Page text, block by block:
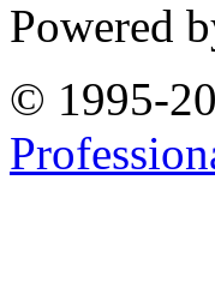
Powered
© 1995-